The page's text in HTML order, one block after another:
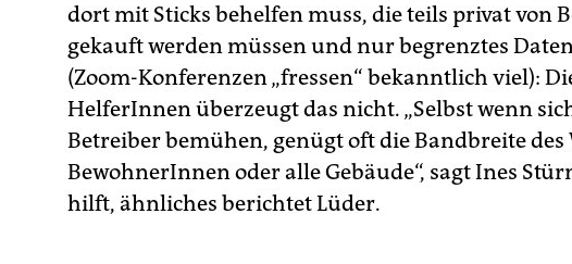
dort mit Sticks behelfen muss, die teils privat von
gekauft werden müssen und nur begrenztes
(Zoom-Konferenzen „fressen“ bekanntlich viel):
HelferInnen überzeugt das nicht. „Selbst wenn
Betreiber bemühen, genügt oft die Bandbreite
BewohnerInnen oder alle Gebäude“, sagt Ines
hilft, ähnliches berichtet Lüder.